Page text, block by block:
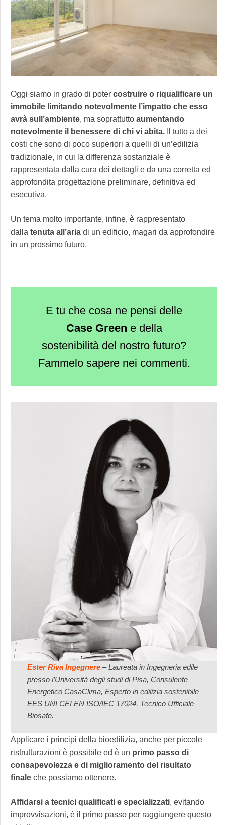
Oggi siamo in grado di poter costruire o riqualificare un
immobile limitando notevolmente l’impatto che esso
avrà sull’ambiente, ma soprattutto aumentando
notevolmente il benessere di chi vi abita. Il tutto a dei
costi che sono di poco superiori a quelli di un’edilizia
tradizionale, in cui la differenza sostanziale è
rappresentata dalla cura dei dettagli e da una corretta ed
approfondita progettazione preliminare, definitiva ed
esecutiva.
Un tema molto importante, infine, è rappresentato
dalla tenuta all’aria di un edificio, magari da approfondire
in un prossimo futuro.
E tu che cosa ne pensi delle
Case Green e della
sostenibilità del nostro futuro?
Fammelo sapere nei commenti.
Ester Riva Ingegnere– Laureata in Ingegneria edile
presso l’Università degli studi di Pisa, Consulente
Energetico CasaClima, Esperto in edilizia sostenibile
EES UNI CEI EN ISO/IEC 17024, Tecnico Ufficiale
Biosafe.
Applicare i principi della bioedilizia, anche per piccole
ristrutturazioni è possibile ed è un primo passo di
consapevolezza e di miglioramento del risultato
finale che possiamo ottenere.
Affidarsi a tecnici qualificati e specializzati, evitando
improvvisazioni, è il primo passo per raggiungere questo